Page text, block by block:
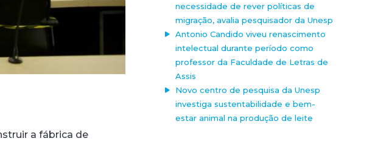
a fábrica de
necessidade de rever políticas de
migração, avalia pesquisador da Unesp
Antonio Candido viveu renascimento
intelectual durante período como
professor da Faculdade de Letras de
Assis
Novo centro de pesquisa da Unesp
investiga sustentabilidade e bem-
estar animal na produção de leite